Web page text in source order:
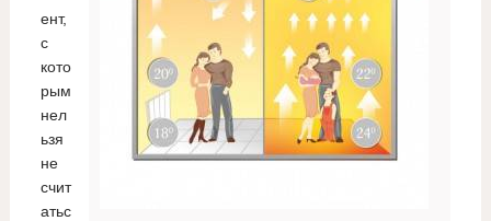
ент,
с
кото
рым
нел
ьзя
не
счит
атьс